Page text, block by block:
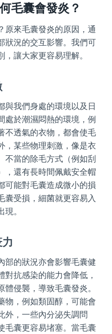
毛囊會發炎？
原來毛囊發炎的原因，通
狀況的交互影響。我們可
讓大家更容易理解。
與我們身處的環境以及日
處於潮濕悶熱的環境，例
不透氣的衣物，都會使毛
，某些物理刺激，像是衣
不當的除毛方式（例如刮
，還有長時間佩戴安全帽
可能對毛囊造成微小的損
囊受損，細菌就更容易入
。
部的狀況亦會影響毛囊健
抗感染的能力會降低，
侵襲，導致毛囊發炎。
物，例如類固醇，可能會
外，一些內分泌失調問
毛囊更容易堵塞。當毛囊